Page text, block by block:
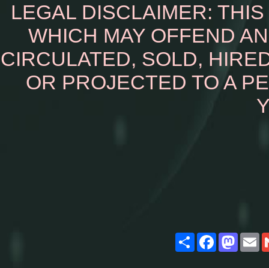
LEGAL DISCLAIMER:
WHICH MAY OFFEND
CIRCULATED, SOLD,
OR PROJECTED TO A
ShareFacebook